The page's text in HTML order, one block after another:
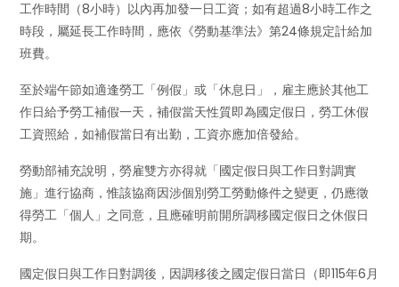
工作時間（8小時）以內再加發一日工資；如有超過8小時工作之
時段，屬延長工作時間，應依《勞動基準法》第24條規定計給加
班費。
至於端午節如適逢勞工「例假」或「休息日」，雇主應於其他工
作日給予勞工補假一天，補假當天性質即為國定假日，勞工休假
工資照給，如補假當日有出勤，工資亦應加倍發給。
勞動部補充說明，勞雇雙方亦得就「國定假日與工作日對調實
施」進行協商，惟該協商因涉個別勞工勞動條件之變更，仍應徵
得勞工「個人」之同意，且應確明前開所調移國定假日之休假日
期。
國定假日與工作日對調後，因調移後之國定假日當日（即115年6月